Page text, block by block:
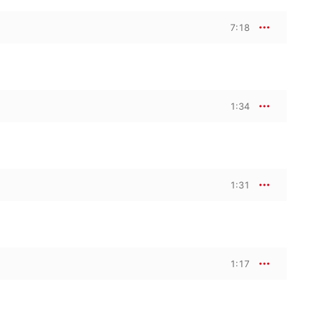
7:18
1:34
1:31
1:17